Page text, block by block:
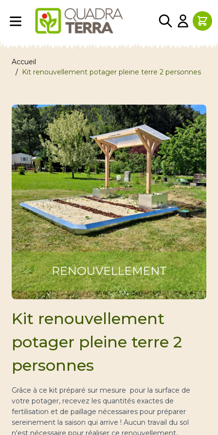
Accueil
/ Kit renouvellement potager pleine terre 2 personnes
Image principale
Cliquez pour voir l'image en plein écran
Kit renouvellement
potager pleine terre 2
personnes
Grâce à ce kit préparé sur mesure pour la surface de
votre potager, recevez les quantités exactes de
fertilisation et de paillage nécessaires pour préparer
sereinement la saison qui arrive ! Aucun travail du sol
n'est nécessaire pour réaliser ce renouvellement,